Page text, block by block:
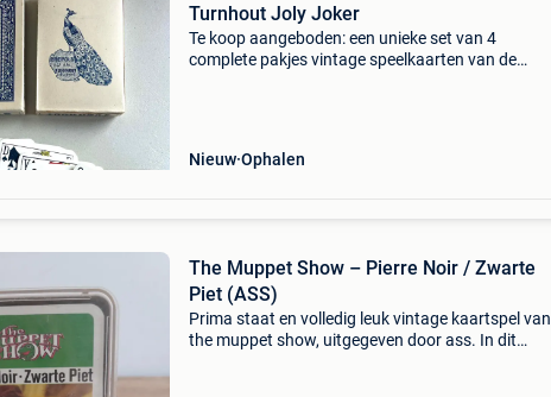
Turnhout Joly Joker
Te koop aangeboden: een unieke set van 4
complete pakjes vintage speelkaarten van de
Nieuw Ophalen
The Muppet Show – Pierre Noir / Zwarte
Piet (ASS)
Prima staat en volledig leuk vintage kaartspel van
the muppet show, uitgegeven door ass. In dit